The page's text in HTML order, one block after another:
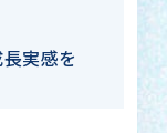
実感を